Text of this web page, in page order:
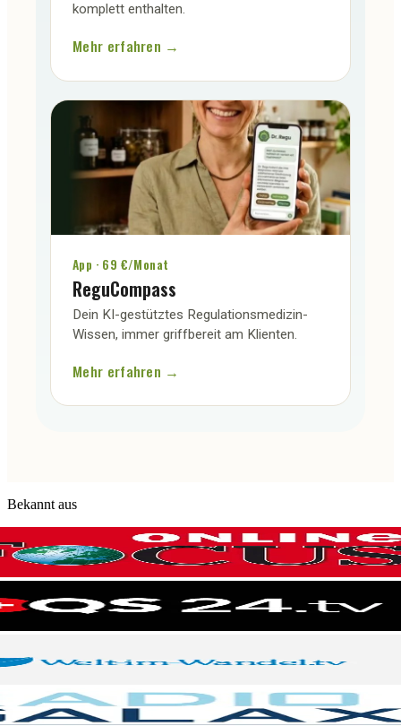
komplett enthalten.
Mehr erfahren →
App · 69 €/Monat
ReguCompass
Dein KI-gestütztes Regulationsmedizin-
Wissen, immer griffbereit am Klienten.
Mehr erfahren →
Bekannt aus